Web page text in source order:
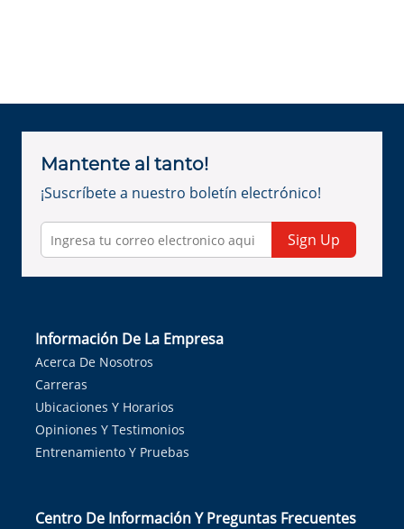
Mantente al tanto!
¡Suscríbete a nuestro boletín electrónico!
Sign Up
Información De La Empresa
Acerca De Nosotros
Carreras
Ubicaciones Y Horarios
Opiniones Y Testimonios
Entrenamiento Y Pruebas
Centro De Información Y Preguntas Frecuentes